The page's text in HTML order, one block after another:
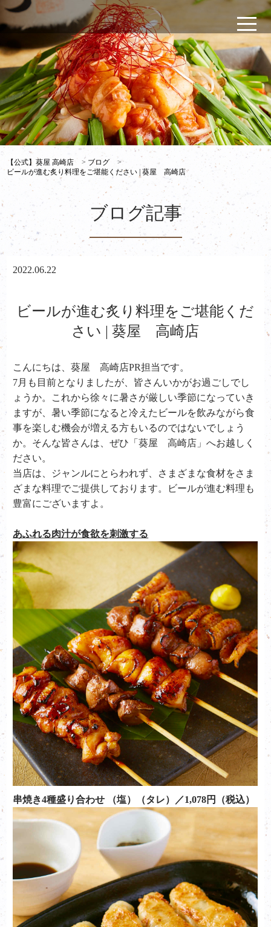
【公式】葵屋 高崎店 > ブログ
>
ビールが進む炙り料理をご堪能ください | 葵屋 高崎店
ブログ記事
2022.06.22
ビールが進む炙り料理をご堪能くだ
さい | 葵屋 高崎店
こんにちは、葵屋 高崎店PR担当です。
7月も目前となりましたが、皆さんいかがお過ごしでし
ょうか。これから徐々に暑さが厳しい季節になっていき
ますが、暑い季節になると冷えたビールを飲みながら食
事を楽しむ機会が増える方もいるのではないでしょう
か。そんな皆さんは、ぜひ「葵屋 高崎店」へお越しく
ださい。
当店は、ジャンルにとらわれず、さまざまな食材をさま
ざまな料理でご提供しております。ビールが進む料理も
豊富にございますよ。
あふれる肉汁が食欲を刺激する
串焼き4種盛り合わせ （塩）（タレ）／1,078円（税込）